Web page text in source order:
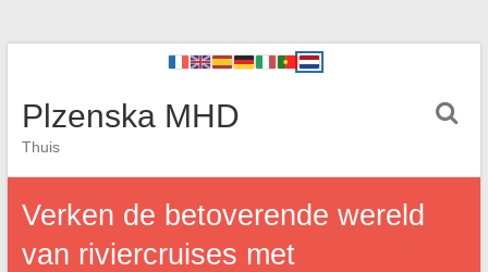
Plzenska MHD
Thuis
Verken de betoverende wereld
van riviercruises met